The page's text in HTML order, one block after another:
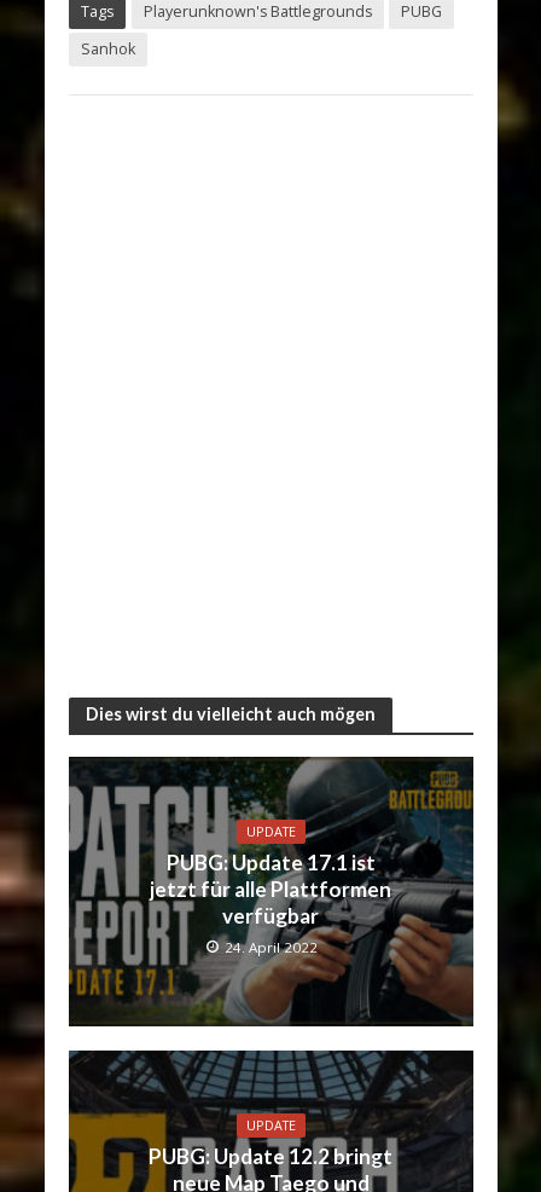
Tags Playerunknown's Battlegrounds
PUBG
Sanhok
Dies wirst du vielleicht auch mögen
UPDATE
PUBG: Update 17.1 ist
jetzt für alle Plattformen
verfügbar
24. April 2022
UPDATE
PUBG: Update 12.2 bringt
neue Map Taego und